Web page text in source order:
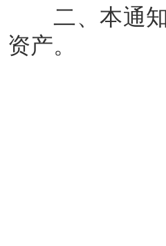
二、本通知
资产。